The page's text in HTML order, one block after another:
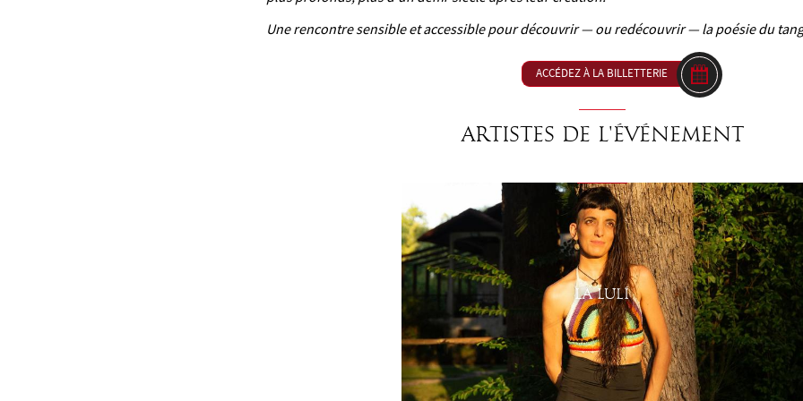
Une rencontre sensible et accessible pour découvrir — ou redécouvrir — la poésie du
ACCÉDEZ À LA BILLETTERIE
Artistes de l'événement
LA LULÍ